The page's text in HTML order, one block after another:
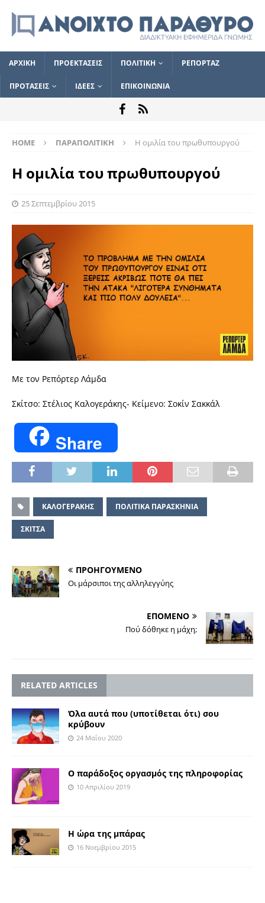
ΑΡΧΙΚΗ ΠΡΟΕΚΤΑΣΕΙΣ ΠΟΛΙΤΙΚΗ ΡΕΠΟΡΤΑΖ
ΠΡΟΤΑΣΕΙΣ ΙΔΕΕΣ ΕΠΙΚΟΙΝΩΝΙΑ
HOME ΠΑΡΑΠΟΛΙΤΙΚΗ Η ομιλία του πρωθυπουργού
Η ομιλία του πρωθυπουργού
25 Σεπτεμβρίου 2015
Με τον Ρεπόρτερ Λάμδα
Σκίτσο: Στέλιος Καλογεράκης- Κείμενο: Σοκίν Σακκάλ
Share
ΚΑΛΟΓΕΡΑΚΗΣ ΠΟΛΙΤΙΚΑ ΠΑΡΑΣΚΗΝΙΑ
ΣΚΙΤΣΑ
ΠΡΟΗΓΟΥΜΕΝΟ
Οι μάρσιποι της αλληλεγγύης
ΕΠΟΜΕΝΟ
Πού δόθηκε η μάχη;
RELATED ARTICLES
Όλα αυτά που (υποτίθεται ότι) σου
κρύβουν
24 Μαΐου 2020
Ο παράδοξος οργασμός της πληροφορίας
10 Απριλίου 2019
H ώρα της μπάρας
16 Νοεμβρίου 2015